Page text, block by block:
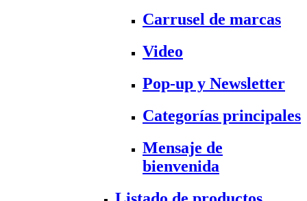
Carrusel de marcas
Video
Pop-up y Newsletter
Categorías principales
Mensaje de
bienvenida